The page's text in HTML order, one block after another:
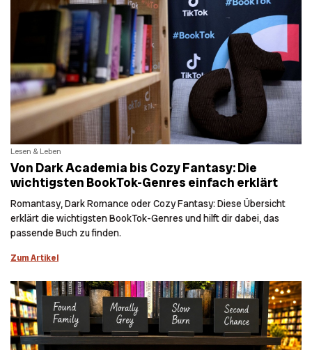
Lesen & Leben
Von Dark Academia bis Cozy Fantasy: Die
wichtigsten BookTok-Genres einfach erklärt
Romantasy, Dark Romance oder Cozy Fantasy: Diese Übersicht
erklärt die wichtigsten BookTok-Genres und hilft dir dabei, das
passende Buch zu finden.
Zum Artikel